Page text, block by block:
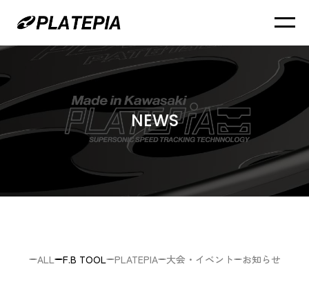
NEWS
ALL F.B TOOL PLATEPIA 大会・イベント お知らせ